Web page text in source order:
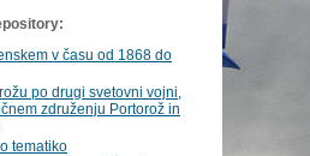
v času od 1868 do
po drugi svetovni vojni,
združenju Portorož in
tematiko